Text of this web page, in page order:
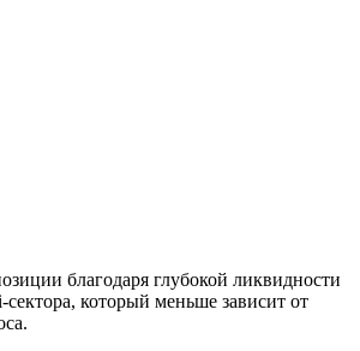
благодаря глубокой ликвидности
сектора, который меньше зависит от